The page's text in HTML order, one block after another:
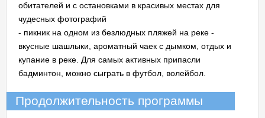
обитателей и с остановками в красивых местах для
чудесных фотографий
- пикник на одном из безлюдных пляжей на реке -
вкусные шашлыки, ароматный чаек с дымком, отдых и
купание в реке. Для самых активных припасли
бадминтон, можно сыграть в футбол, волейбол.
Продолжительность программы